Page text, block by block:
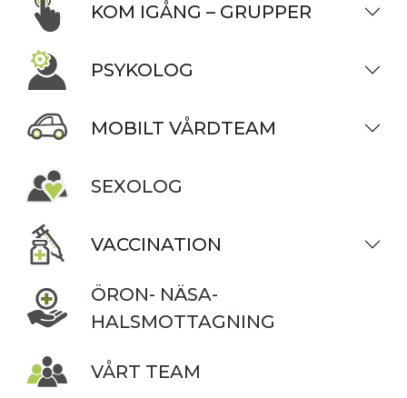
KOM IGÅNG – GRUPPER
PSYKOLOG
MOBILT VÅRDTEAM
SEXOLOG
VACCINATION
ÖRON- NÄSA-
HALSMOTTAGNING
VÅRT TEAM